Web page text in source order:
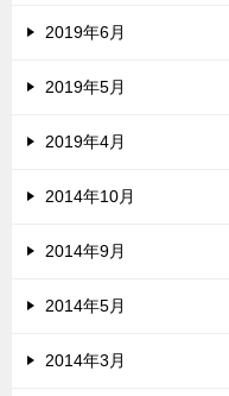
2019年6月
2019年5月
2019年4月
2014年10月
2014年9月
2014年5月
2014年3月